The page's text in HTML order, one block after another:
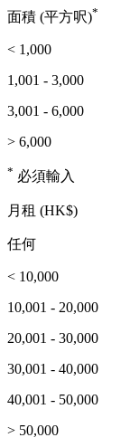
面積 (平方呎)*
< 1,000
1,001 - 3,000
3,001 - 6,000
> 6,000
* 必須輸入
月租 (HK$)
任何
< 10,000
10,001 - 20,000
20,001 - 30,000
30,001 - 40,000
40,001 - 50,000
> 50,000